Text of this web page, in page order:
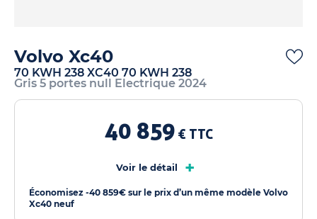
Volvo Xc40
70 KWH 238 XC40 70 KWH 238
Gris 5 portes null Electrique 2024
40 859 € TTC
Voir le détail +
Économisez -40 859€ sur le prix d’un même modèle Volvo
Xc40 neuf